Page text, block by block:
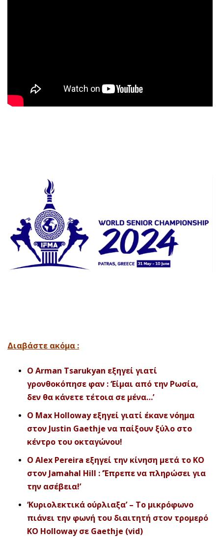
Διαβάστε ακόμα :
O Arman Tsarukyan εξηγεί γιατί
γρονθοκόπησε φαν : ‘Είμαι από την Ρωσία,
δεν θα κάνετε τέτοια σε μένα…’
O Max Holloway εξηγεί γιατί έκανε νόημα
στον Justin Gaethje να παίξουν ξύλο στο
κέντρο του οκταγώνου!
O Alex Pereira εξηγεί την κίνηση μετά το ΚΟ
στον Jamahal Hill : ‘Έπρεπε να πληρώσει για
την ασέβεια!’
‘Κυριολεκτικά ούρλιαξα’ – Το μικρόφωνο
πιάνει την φωνή του διαιτητή στον τρομερό
KO Holloway σε Gaethje (vid)